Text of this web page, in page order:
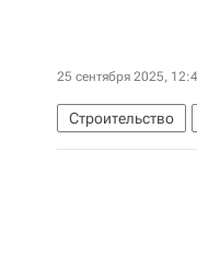
25 сентября 2025,
Строительство